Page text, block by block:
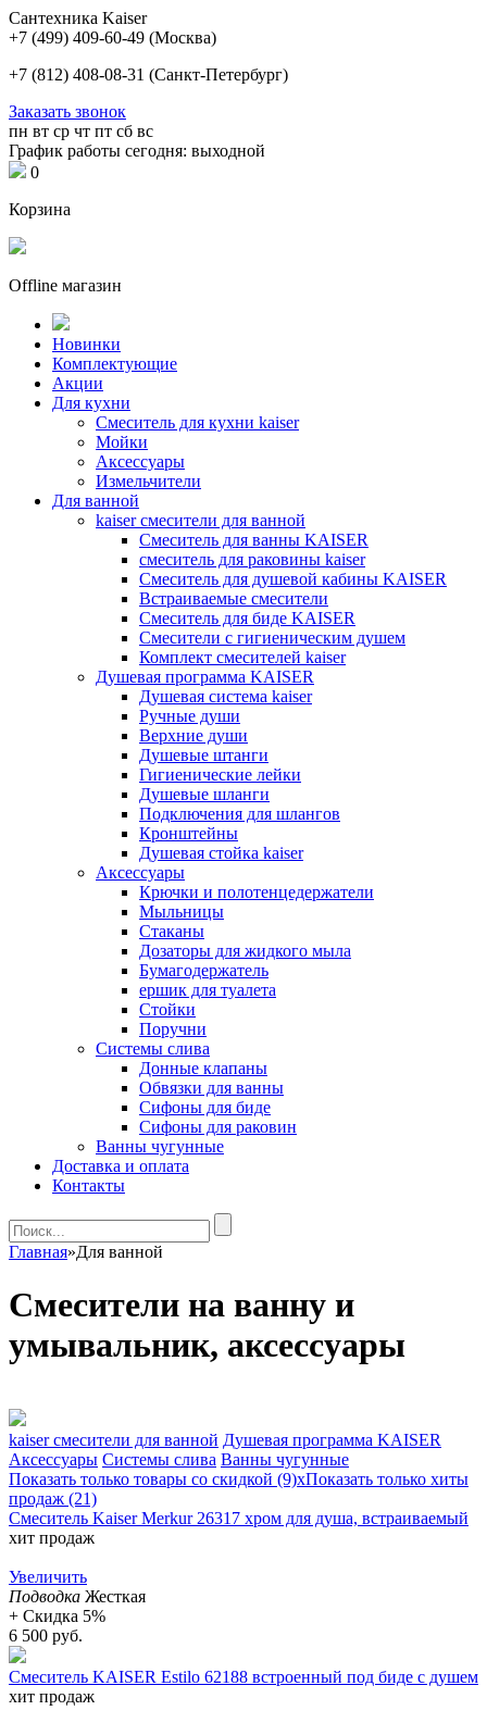
Сантехника Kaiser
+7 (499) 409-60-49 (Москва)
+7 (812) 408-08-31 (Санкт-Петербург)
Заказать звонок
пн вт ср чт пт сб вс
График работы сегодня: выходной
0
Корзина
Offline магазин
Новинки
Комплектующие
Акции
Для кухни
Cмеситель для кухни kaiser
Мойки
Аксессуары
Измельчители
Для ванной
kaiser смесители для ванной
Смеситель для ванны KAISER
смеситель для раковины kaiser
Смеситель для душевой кабины KAISER
Встраиваемые смесители
Смеситель для биде KAISER
Смесители с гигиеническим душем
Комплект смесителей kaiser
Душевая программа KAISER
Душевая система kaiser
Ручные души
Верхние души
Душевые штанги
Гигиенические лейки
Душевые шланги
Подключения для шлангов
Кронштейны
Душевая стойка kaiser
Аксессуары
Крючки и полотенцедержатели
Мыльницы
Стаканы
Дозаторы для жидкого мыла
Бумагодержатель
ершик для туалета
Стойки
Поручни
Системы слива
Донные клапаны
Обвязки для ванны
Сифоны для биде
Сифоны для раковин
Ванны чугунные
Доставка и оплата
Контакты
Главная»Для ванной
Смесители на ванну и
умывальник, аксессуары
kaiser смесители для ванной Душевая программа KAISER
Аксессуары Системы слива Ванны чугунные
Показать только товары со скидкой (9)хПоказать только хиты
продаж (21)
Смеситель Kaiser Merkur 26317 хром для душа, встраиваемый
хит продаж
Увеличить
Подводка Жесткая
+ Cкидка 5%
6 500 руб.
Смеситель KAISER Estilo 62188 встроенный под биде с душем
хит продаж